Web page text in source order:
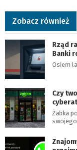
Zobacz również
Rząd
Banki
Osiem
Czy
Żabka